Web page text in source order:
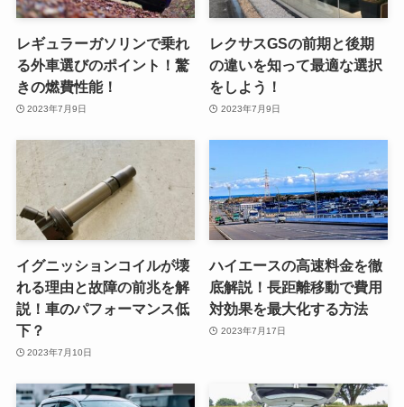
レギュラーガソリンで乗れ
る外車選びのポイント！驚
きの燃費性能！
2023年7月9日
レクサスGSの前期と後期
の違いを知って最適な選択
をしよう！
2023年7月9日
イグニッションコイルが壊
れる理由と故障の前兆を解
説！車のパフォーマンス低
下？
2023年7月10日
ハイエースの高速料金を徹
底解説！長距離移動で費用
対効果を最大化する方法
2023年7月17日